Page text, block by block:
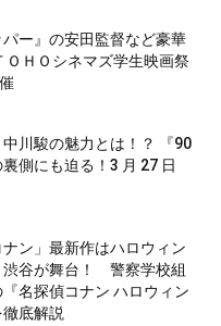
パー』の安田監督など豪華
ＯＨＯシネマズ学生映画祭
川駿の魅力とは！？ 『90
側にも迫る！3 月 27 日
ン」最新作はハロウィン
渋谷が舞台！ 警察学校組
名探偵コナン ハロウィン
底解説